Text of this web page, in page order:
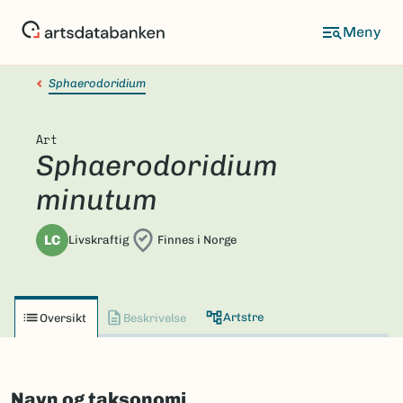
Sphaerodoridium
Art
Sphaerodoridium
minutum
LC Livskraftig Finnes i Norge
Oversikt Beskrivelse Artstre